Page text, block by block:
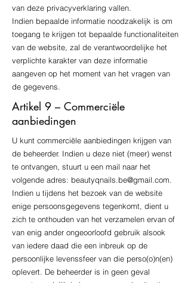
van deze privacyverklaring vallen.
Indien bepaalde informatie noodzakelijk is om
toegang te krijgen tot bepaalde functionaliteiten
van de website, zal de verantwoordelijke het
verplichte karakter van deze informatie
aangeven op het moment van het vragen van
de gegevens.
Artikel 9 – Commerciële
aanbiedingen
U kunt commerciële aanbiedingen krijgen van
de beheerder. Indien u deze niet (meer) wenst
te ontvangen, stuurt u een mail naar het
volgende adres: beautyqnails.be@gmail.com.
Indien u tijdens het bezoek van de website
enige persoonsgegevens tegenkomt, dient u
zich te onthouden van het verzamelen ervan of
van enig ander ongeoorloofd gebruik alsook
van iedere daad die een inbreuk op de
persoonlijke levenssfeer van die perso(o)n(en)
oplevert. De beheerder is in geen geval